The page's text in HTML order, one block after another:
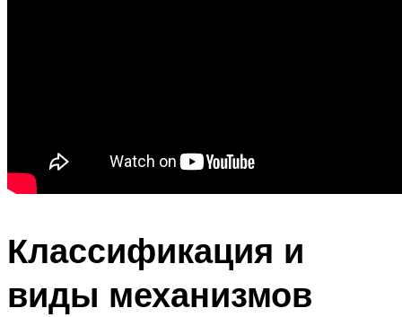
Классификация и
виды механизмов